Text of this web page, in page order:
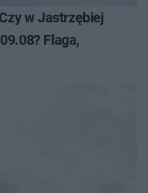
w Jastrzębiej
Flaga,